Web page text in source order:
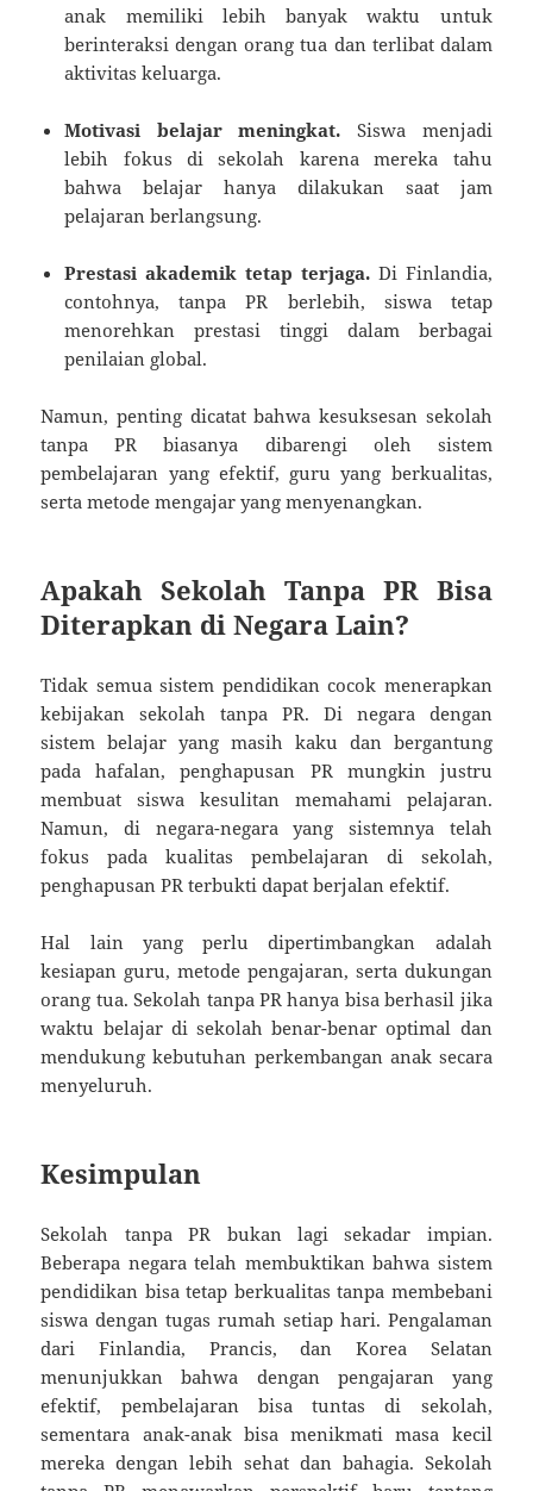
anak memiliki lebih banyak waktu untuk
berinteraksi dengan orang tua dan terlibat dalam
aktivitas keluarga.
Motivasi belajar meningkat. Siswa menjadi
lebih fokus di sekolah karena mereka tahu
bahwa belajar hanya dilakukan saat jam
pelajaran berlangsung.
Prestasi akademik tetap terjaga.Di Finlandia,
contohnya, tanpa PR berlebih, siswa tetap
menorehkan prestasi tinggi dalam berbagai
penilaian global.
Namun, penting dicatat bahwa kesuksesan sekolah
tanpa PR biasanya dibarengi oleh sistem
pembelajaran yang efektif, guru yang berkualitas,
serta metode mengajar yang menyenangkan.
Apakah Sekolah Tanpa PR Bisa
Diterapkan di Negara Lain?
Tidak semua sistem pendidikan cocok menerapkan
kebijakan sekolah tanpa PR. Di negara dengan
sistem belajar yang masih kaku dan bergantung
pada hafalan, penghapusan PR mungkin justru
membuat siswa kesulitan memahami pelajaran.
Namun, di negara-negara yang sistemnya telah
fokus pada kualitas pembelajaran di sekolah,
penghapusan PR terbukti dapat berjalan efektif.
Hal lain yang perlu dipertimbangkan adalah
kesiapan guru, metode pengajaran, serta dukungan
orang tua. Sekolah tanpa PR hanya bisa berhasil jika
waktu belajar di sekolah benar-benar optimal dan
mendukung kebutuhan perkembangan anak secara
menyeluruh.
Kesimpulan
Sekolah tanpa PR bukan lagi sekadar impian.
Beberapa negara telah membuktikan bahwa sistem
pendidikan bisa tetap berkualitas tanpa membebani
siswa dengan tugas rumah setiap hari. Pengalaman
dari Finlandia, Prancis, dan Korea Selatan
menunjukkan bahwa dengan pengajaran yang
efektif, pembelajaran bisa tuntas di sekolah,
sementara anak-anak bisa menikmati masa kecil
mereka dengan lebih sehat dan bahagia. Sekolah